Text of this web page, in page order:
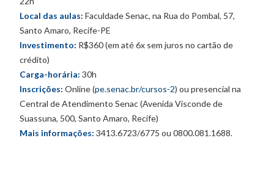
Local das aulas:Faculdade Senac, na Rua do Pombal, 57,
Santo Amaro, Recife-PE
Investimento: R$360 (em até 6x sem juros no cartão de
crédito)
Carga-horária: 30h
Inscrições:Online (pe.senac.br/cursos-2) ou presencial na
Central de Atendimento Senac (Avenida Visconde de
Suassuna, 500, Santo Amaro, Recife)
Mais informações:3413.6723/6775 ou 0800.081.1688.